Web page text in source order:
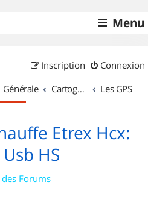
Menu
Connexion
Inscription
Générale Cartographie et GPS Les GPS
Etrex Hcx:
HS
Forums